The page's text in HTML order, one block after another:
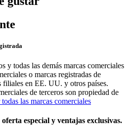
y todas las demás marcas comerciales
o marcas registradas de
en EE. UU. y otros países.
de terceros son propiedad de
todas las marcas comerciales
especial y ventajas exclusivas.